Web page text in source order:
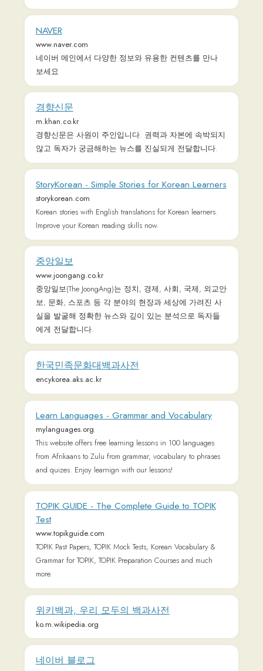
Learn Languages - Grammar and Vocabulary
mylanguages.org
This website offers free learning lessons in 100 languages
from Afrikaans to Zulu from grammar, vocabulary to phrases
and quizes. Enjoy learnign with our lessons!
TOPIK GUIDE - The Complete Guide to TOPIK
Test
www.topikguide.com
TOPIK Past Papers, TOPIK Mock Tests, Korean Vocabulary &
Grammar for TOPIK, TOPIK Preparation Courses and much
위키백과, 우리 모두의 백과사전
네이버 블로그
blog.naver.com
예스24 채널예스
ch.yes24.com
YOUR EVERY STORY 문화 콘텐츠 플랫폼, 예스24 채널예스
세상을 보는 균형ㅣ한국일보
hankookilbo.com
독자와 소통하는 미디어, 한국일보. 진실을 향한 열정과
세상을 보는 균형 있는 시각으로 뉴스를 보도합니다.
Learn Korean Online - KoreanClass101
www.koreanclass101.com
The fastest, easiest, and most fun way to learn Korean and
Korean culture. Start speaking Korean in minutes with audio
and video lessons, audio dictionary, and learning community!
Grimmstories.com - Grimms' fairy tales
www.grimmstories.com
Grimmstories.com: Grimms Märchen (DEUTSCH) Alle
Märchen der Brüder Grimm - Grimms' fairy tales (ENGLISH)
The complete fairy tales of the Brothers Grimm - Cuentos de
Grimm (ESPAÑOL) Todos los cuentos de los hermanos Grimm
- Grimms eventyr (DANSK) Samlede eventyr udgivet af
brødrene Grimm - Poveşti de Grimm (ROMÂNĂ) Toate
basmele fraților Grimm - Contes de Grimm (FRANÇAIS) Tous
(NEDERLANDS) Alle sprookjes van de gebroeders Grimm -
Сказки братьев Гримм (РУССКИЙ) Все сказки братьев
збірник казок братів Грімм - Contos de Grimm
(PORTUGUÊS) Todos os contos dos Irmãos Grimm - Grimm